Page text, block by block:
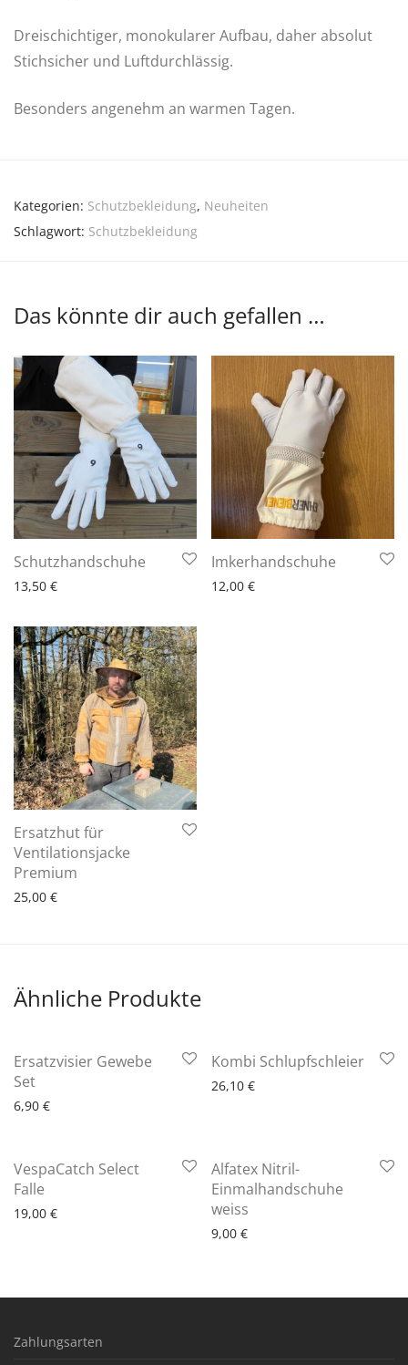
Dreischichtiger, monokularer Aufbau, daher absolut
Stichsicher und Luftdurchlässig.
Besonders angenehm an warmen Tagen.
Kategorien: Schutzbekleidung, Neuheiten
Schlagwort: Schutzbekleidung
Das könnte dir auch gefallen …
Schutzhandschuhe
13,50 €
6 - 10 Arbeitstage Imkerhandschuhe
12,00 €
6 - 10 Arbeitstage
Ersatzhut für
Ventilationsjacke
Premium
25,00 €
6 - 10 Arbeitstage
Ähnliche Produkte
Ersatzvisier Gewebe
Set
6,90 €
Kombi Schlupfschleier
26,10 €
6 - 10 Arbeitstage
VespaCatch Select
Falle
19,00 €
Alfatex Nitril-
Einmalhandschuhe
weiss
9,00 €
Zahlungsarten